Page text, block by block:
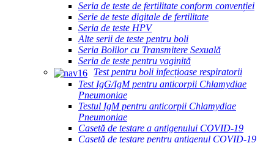
Seria de teste de fertilitate conform convenției
Serie de teste digitale de fertilitate
Seria de teste HPV
Alte serii de teste pentru boli
Seria Bolilor cu Transmitere Sexuală
Seria de teste pentru vaginită
Test pentru boli infecțioase respiratorii
Test IgG/IgM pentru anticorpii Chlamydiae
Pneumoniae
Testul IgM pentru anticorpii Chlamydiae
Pneumoniae
Casetă de testare a antigenului COVID-19
Casetă de testare pentru antigenul COVID-19